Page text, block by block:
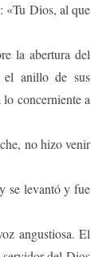
«Tu Dios, al que
la abertura del
anillo de sus
concerniente a
no hizo venir
se levantó y fue
angustiosa. El